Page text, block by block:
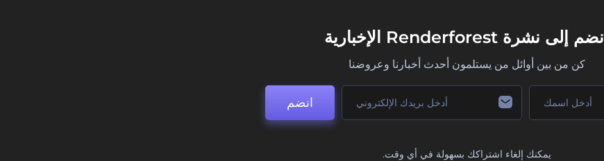
انضم إلى نشرة Renderforest الإخبارية
كن من بين أوائل من يستلمون أحدث أخبارنا وعروضنا
انضم
يمكنك إلغاء اشتراكك بسهولة في أي وقت.